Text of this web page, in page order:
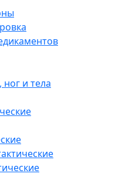
ног и тела